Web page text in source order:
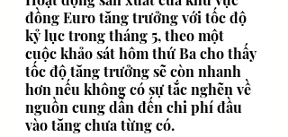
đồng Euro tăng trưởng với tốc độ
kỷ lục trong tháng 5, theo một
cuộc khảo sát hôm thứ Ba cho thấy
tốc độ tăng trưởng sẽ còn nhanh
hơn nếu không có sự tắc nghẽn về
nguồn cung dẫn đến chi phí đầu
vào tăng chưa từng có.